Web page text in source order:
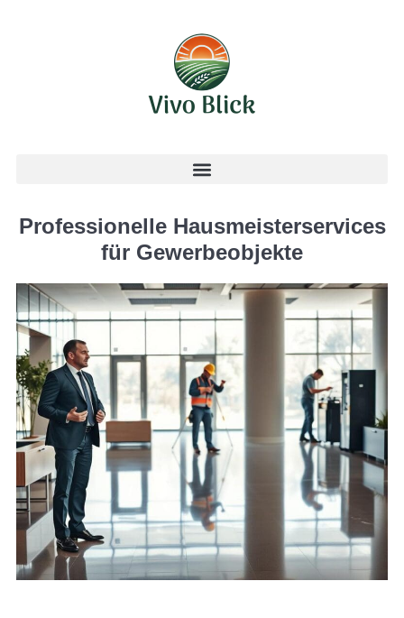
Professionelle Hausmeisterservices
für Gewerbeobjekte